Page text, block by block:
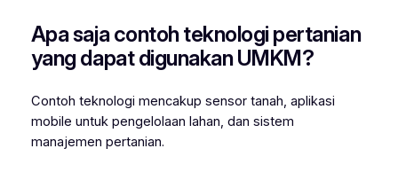
Apa saja contoh teknologi pertanian
yang dapat digunakan UMKM?
Contoh teknologi mencakup sensor tanah, aplikasi
mobile untuk pengelolaan lahan, dan sistem
manajemen pertanian.